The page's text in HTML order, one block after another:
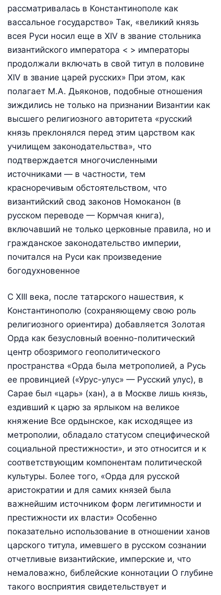
рассматривалась в Константинополе как
вассальное государство» Так, «великий князь
всея Руси носил еще в XIV в звание стольника
византийского императора < > императоры
продолжали включать в свой титул в половине
XIV в звание царей русских» При этом, как
полагает М.А. Дьяконов, подобные отношения
зиждились не только на признании Византии как
высшего религиозного авторитета «русский
князь преклонялся перед этим царством как
училищем законодательства», что
подтверждается многочисленными
источниками — в частности, тем
красноречивым обстоятельством, что
византийский свод законов Номоканон (в
русском переводе — Кормчая книга),
включавший не только церковные правила, но и
гражданское законодательство империи,
почитался на Руси как произведение
богодухновенное
С XIII века, после татарского нашествия, к
Константинополю (сохраняющему свою роль
религиозного ориентира) добавляется Золотая
Орда как безусловный военно-политический
центр обозримого геополитического
пространства «Орда была метрополией, а Русь
ее провинцией («Урус-улус» — Русский улус), в
Сарае был «царь» (хан), а в Москве лишь князь,
ездивший к царю за ярлыком на великое
княжение Все ордынское, как исходящее из
метрополии, обладало статусом специфической
социальной престижности», и это относится и к
соответствующим компонентам политической
культуры. Более того, «Орда для русской
аристократии и для самих князей была
важнейшим источником форм легитимности и
престижности их власти» Особенно
показательно использование в отношении ханов
царского титула, имевшего в русском сознании
отчетливые византийские, имперские и, что
немаловажно, библейские коннотации О глубине
такого восприятия свидетельствует и